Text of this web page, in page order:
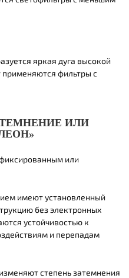
яркая дуга высокой
применяются фильтры с
ИЛИ
или
имеют установленный
без электронных
устойчивостью к
и перепадам
степень затемнения